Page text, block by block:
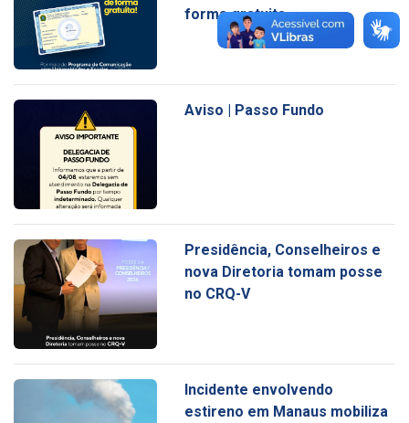
forma gratuita
Aviso | Passo Fundo
Presidência, Conselheiros e
nova Diretoria tomam posse
no CRQ-V
Incidente envolvendo
estireno em Manaus mobiliza